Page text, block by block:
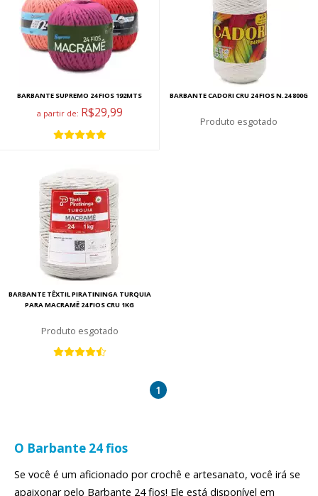
BARBANTE SUPREMO 24 FIOS 192MTS
a partir de: R$29,99
BARBANTE CADORI CRU 24 FIOS N.24 800G
esgotado
BARBANTE TÊXTIL PIRATININGA TURQUIA
PARA MACRAMÊ 24 FIOS CRU 1KG
esgotado
1
O Barbante 24 fios
Se você é um aficionado por crochê e artesanato, você irá se
apaixonar pelo Barbante 24 fios! Ele está disponível em